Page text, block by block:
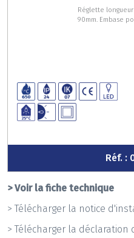
Réglette
90mm. Embase
Réf. :
> Voir la fiche technique
> Télécharger la notice
> Télécharger la déclaration